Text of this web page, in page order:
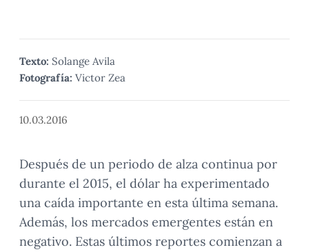
Texto: Solange Avila
Fotografía: Victor Zea
10.03.2016
Después de un periodo de alza continua por
durante el 2015, el dólar ha experimentado
una caída importante en esta última semana.
Además, los mercados emergentes están en
negativo. Estas últimos reportes comienzan a